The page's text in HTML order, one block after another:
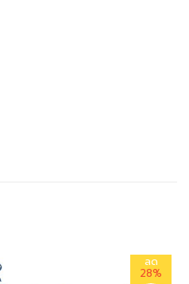
ลด
28%